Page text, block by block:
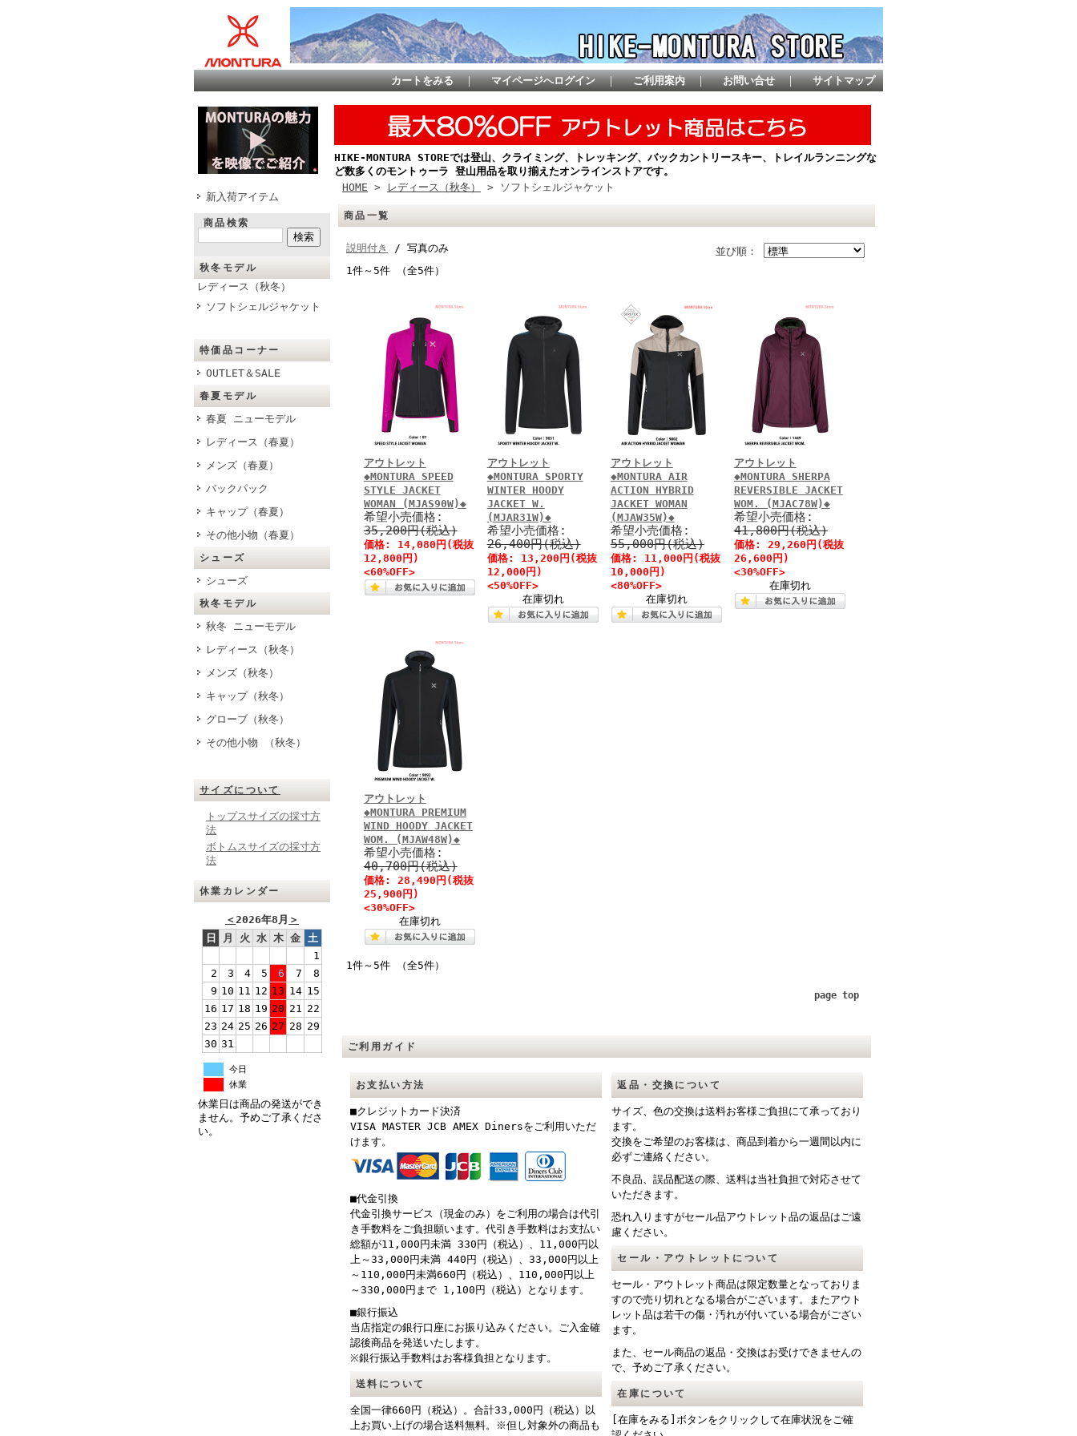
カートをみる ｜ マイページへログイン ｜ ご利用案内 ｜ お問い合せ ｜ サイトマップ
新入荷アイテム
商品検索
秋冬モデル
レディース（秋冬）
ソフトシェルジャケット
特価品コーナー
OUTLET＆SALE
春夏モデル
春夏 ニューモデル
レディース（春夏）
メンズ（春夏）
バックパック
キャップ（春夏）
その他小物（春夏）
シューズ
シューズ
秋冬モデル
秋冬 ニューモデル
レディース（秋冬）
メンズ（秋冬）
キャップ（秋冬）
グローブ（秋冬）
その他小物 （秋冬）
サイズについて
トップスサイズの採寸方
法
ボトムスサイズの採寸方
法
休業カレンダー
＜2026年8月 ＞
日
月 火 水 木 金 土
1
2
3 4 5 6 7
8
9 10 11 12 13 14 15
16 17 18 19 20 21 22
23 24 25 26 27 28 29
30 31
今日
休業
休業日は商品の発送ができ
ません。予めご了承くださ
い。
HIKE-MONTURA STOREでは登山、クライミング、トレッキング、バックカントリースキー、トレイルランニングな
ど数多くのモントゥーラ 登山用品を取り揃えたオンラインストアです。
HOME > レディース（秋冬） > ソフトシェルジャケット
商品一覧
並び順：
説明付き
/ 写真のみ
1件～5件 （全5件）
アウトレット
◆MONTURA SPEED
STYLE JACKET
WOMAN (MJAS90W)◆
希望小売価格:
35,200円(税込)
価格: 14,080円(税抜
12,800円)
<60%OFF>
アウトレット
◆MONTURA SPORTY
WINTER HOODY
JACKET W.
(MJAR31W)◆
希望小売価格:
26,400円(税込)
価格: 13,200円(税抜
12,000円)
<50%OFF>
在庫切れ
アウトレット
◆MONTURA AIR
ACTION HYBRID
JACKET WOMAN
(MJAW35W)◆
希望小売価格:
55,000円(税込)
価格: 11,000円(税抜
10,000円)
<80%OFF>
在庫切れ
アウトレット
◆MONTURA SHERPA
REVERSIBLE JACKET
WOM. (MJAC78W)◆
希望小売価格:
41,800円(税込)
価格: 29,260円(税抜
26,600円)
<30%OFF>
在庫切れ
アウトレット
◆MONTURA PREMIUM
WIND HOODY JACKET
WOM. (MJAW48W)◆
希望小売価格:
40,700円(税込)
価格: 28,490円(税抜
25,900円)
<30%OFF>
在庫切れ
1件～5件 （全5件）
page top
ご利用ガイド
お支払い方法
■クレジットカード決済
VISA MASTER JCB AMEX Dinersをご利用いただ
けます。
■代金引換
代金引換サービス（現金のみ）をご利用の場合は代引
き手数料をご負担願います。代引き手数料はお支払い
総額が11,000円未満 330円（税込）、11,000円以
上～33,000円未満 440円（税込）、33,000円以上
～110,000円未満660円（税込）、110,000円以上
～330,000円まで 1,100円（税込）となります。
■銀行振込
当店指定の銀行口座にお振り込みください。ご入金確
認後商品を発送いたします。
※銀行振込手数料はお客様負担となります。
送料について
全国一律660円（税込）。合計33,000円（税込）以
上お買い上げの場合送料無料。※但し対象外の商品も
返品・交換について
サイズ、色の交換は送料お客様ご負担にて承っており
ます。
交換をご希望のお客様は、商品到着から一週間以内に
必ずご連絡ください。
不良品、誤品配送の際、送料は当社負担で対応させて
いただきます。
恐れ入りますがセール品アウトレット品の返品はご遠
慮ください。
セール・アウトレットについて
セール・アウトレット商品は限定数量となっておりま
すので売り切れとなる場合がございます。またアウト
レット品は若干の傷・汚れが付いている場合がござい
ます。
また、セール商品の返品・交換はお受けできませんの
で、予めご了承ください。
在庫について
[在庫をみる]ボタンをクリックして在庫状況をご確